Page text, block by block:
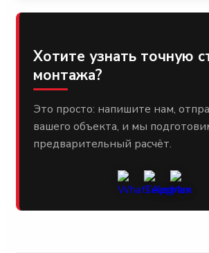
Хотите узнать точную
монтажа?
Это просто: напишите нам,
вашего объекта, и мы
предварительный расчёт.